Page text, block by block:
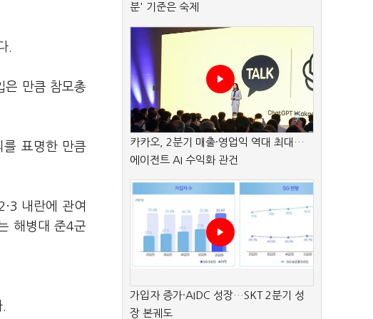
.
은 만큼 참모총
를 표명한 만큼
내란에 관여
해병대 준4군
분' 기준은 숙제
카카오, 2분기 매출·영업익 역대 최대…
에이전트 AI 수익화 관건
가입자 증가·AIDC 성장…SKT 2분기 성
장 본궤도